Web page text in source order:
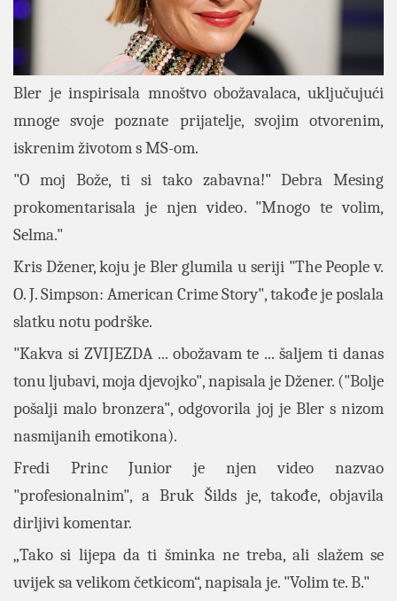
Bler je inspirisala mnoštvo obožavalaca, uključujući
mnoge svoje poznate prijatelje, svojim otvorenim,
iskrenim životom s MS-om.
"O moj Bože, ti si tako zabavna!" Debra Mesing
prokomentarisala je njen video. "Mnogo te volim,
Selma."
Kris Džener, koju je Bler glumila u seriji "The People v.
O. J. Simpson: American Crime Story", takođe je poslala
slatku notu podrške.
"Kakva si ZVIJEZDA ... obožavam te ... šaljem ti danas
tonu ljubavi, moja djevojko", napisala je Džener. ("Bolje
pošalji malo bronzera", odgovorila joj je Bler s nizom
nasmijanih emotikona).
Fredi Princ Junior je njen video nazvao
"profesionalnim", a Bruk Šilds je, takođe, objavila
dirljivi komentar.
„Tako si lijepa da ti šminka ne treba, ali slažem se
uvijek sa velikom četkicom“, napisala je. "Volim te. B."